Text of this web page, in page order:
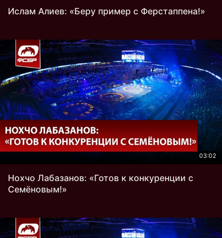
Ислам Алиев: «Беру пример с Ферстаппена!»
03:02
Нохчо Лабазанов: «Готов к конкуренции с
Семёновым!»